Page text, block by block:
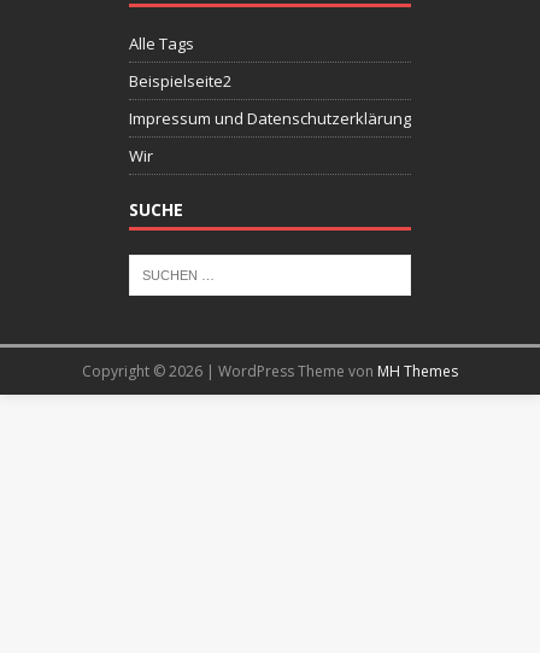
Alle Tags
Beispielseite2
Impressum und Datenschutzerklärung
Wir
SUCHE
Copyright © 2026 | WordPress Theme von MH Themes